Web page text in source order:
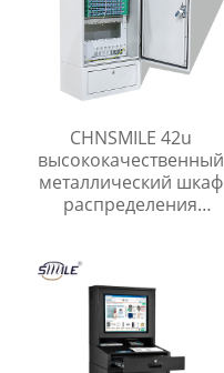
CHNSMILE 42u
высококачественный
металлический шкаф
распределения